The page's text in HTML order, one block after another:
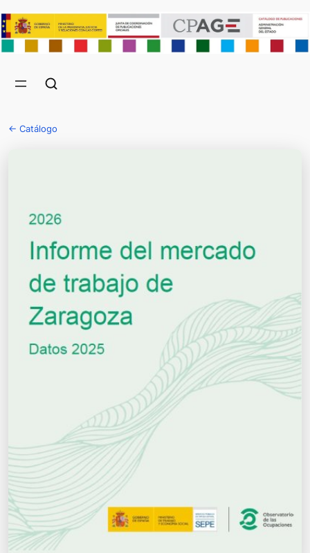
← Catálogo